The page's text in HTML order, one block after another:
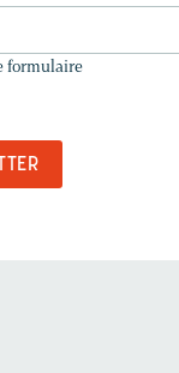
formulaire